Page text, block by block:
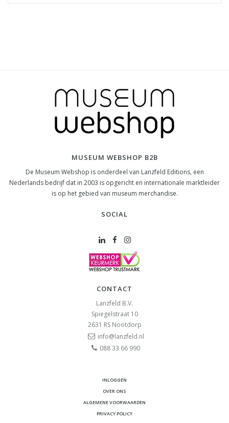
MUSEUM WEBSHOP B2B
De Museum Webshop is onderdeel van Lanzfeld Editions, een
Nederlands bedrijf dat in 2003 is opgericht en internationale marktleider
is op het gebied van museum merchandise.
SOCIAL
CONTACT
Lanzfeld B.V.
Spiegelstraat 10
2631 RS Nootdorp
info@lanzfeld.nl
088 33 66 990
INLOGGEN
OVER ONS
ALGEMENE VOORWAARDEN
PRIVACY POLICY